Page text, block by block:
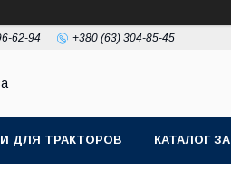
62-94 +380 (63) 304-85-45
ДЛЯ ТРАКТОРОВ КАТАЛОГ